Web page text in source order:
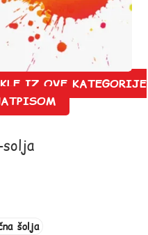
IZ OVE KATEGORIJE
solja
šolja